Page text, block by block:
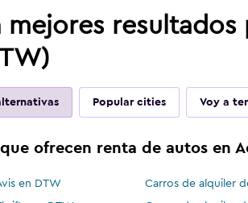
mejores
Popular cities Voy a
ofrecen renta de autos en
en DTW Carros de alquiler